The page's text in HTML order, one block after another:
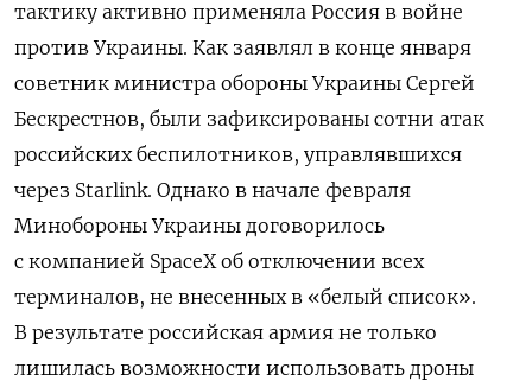
тактику активно применяла Россия в войне
против Украины. Как заявлял в конце января
советник министра обороны Украины Сергей
Бескрестнов, были зафиксированы сотни атак
российских беспилотников, управлявшихся
через Starlink. Однако в начале февраля
Минобороны Украины договорилось
с компанией SpaceX об отключении всех
терминалов, не внесенных в «белый список».
В результате российская армия не только
лишилась возможности использовать дроны